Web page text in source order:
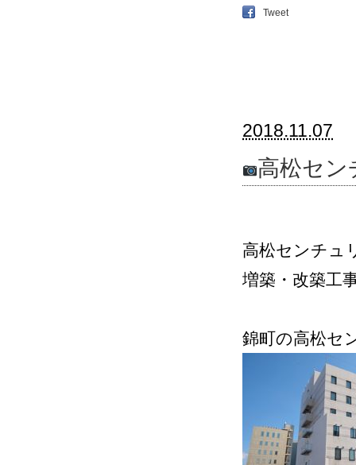
Tweet
2018.11.07
高松セン
高松センチュ
増築・改築工
錦町の高松セ